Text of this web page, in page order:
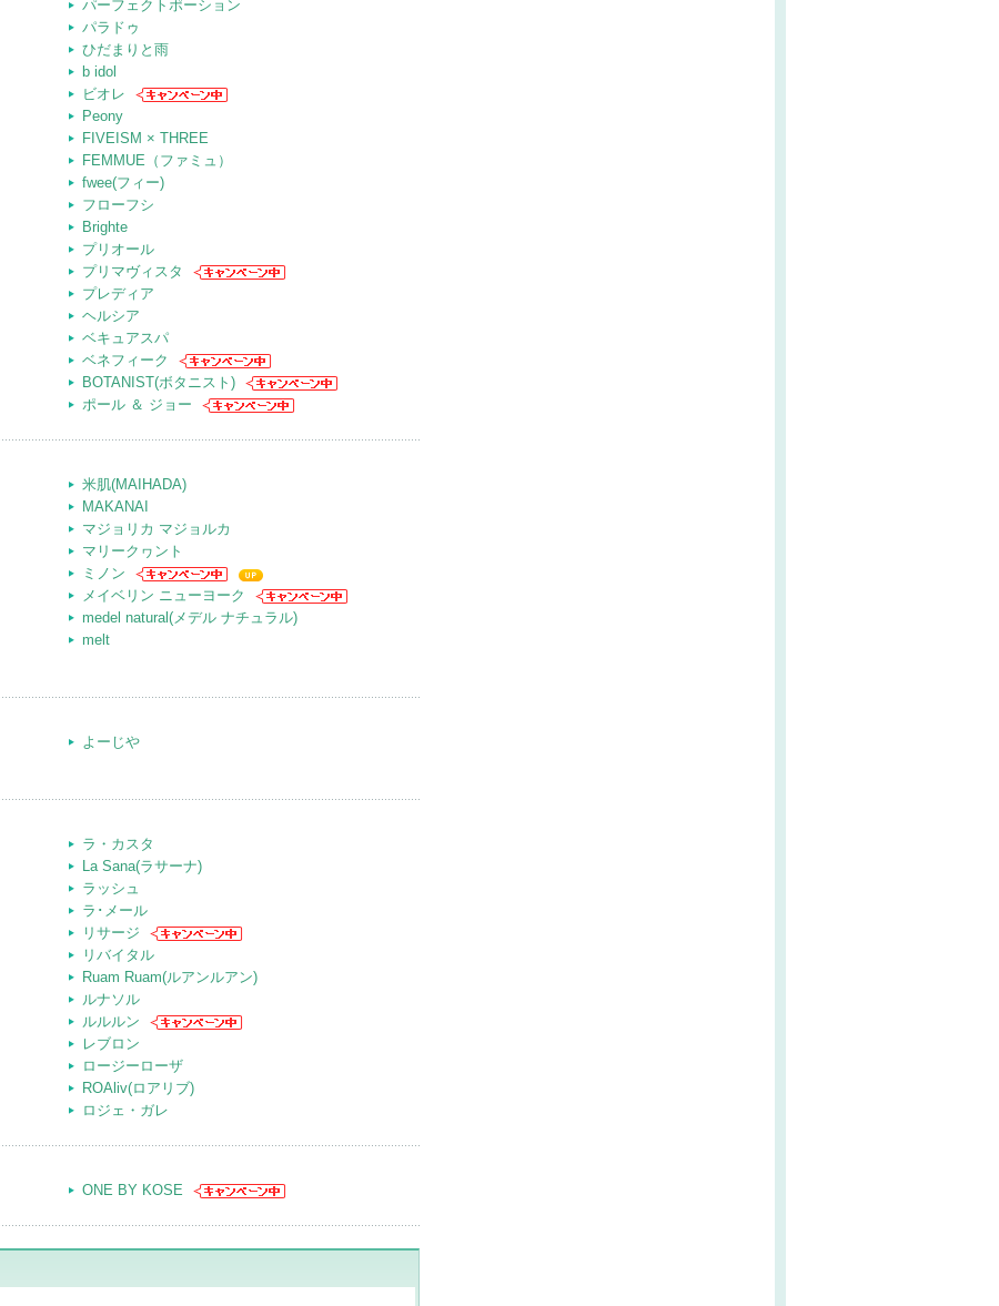
パーフェクトポーション
パラドゥ
ひだまりと雨
b idol
ビオレ
Peony
FIVEISM × THREE
FEMMUE（ファミュ）
fwee(フィー)
フローフシ
Brighte
プリオール
プリマヴィスタ
プレディア
ヘルシア
ベキュアスパ
ベネフィーク
BOTANIST(ボタニスト)
ポール ＆ ジョー
米肌(MAIHADA)
MAKANAI
マジョリカ マジョルカ
マリークヮント
ミノン
メイベリン ニューヨーク
medel natural(メデル ナチュラル)
melt
よーじや
ラ・カスタ
La Sana(ラサーナ)
ラッシュ
ラ･メール
リサージ
リバイタル
Ruam Ruam(ルアンルアン)
ルナソル
ルルルン
レブロン
ロージーローザ
ROAliv(ロアリブ)
ロジェ・ガレ
ONE BY KOSE